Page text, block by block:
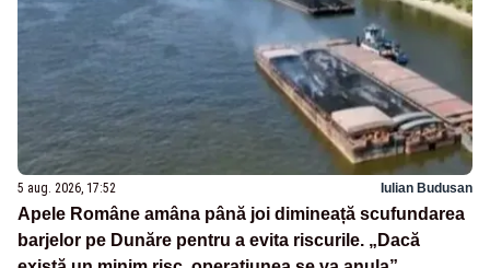
5 aug. 2026, 17:52 Iulian Budusan
Apele Române amâna până joi dimineață scufundarea
barjelor pe Dunăre pentru a evita riscurile. „Dacă